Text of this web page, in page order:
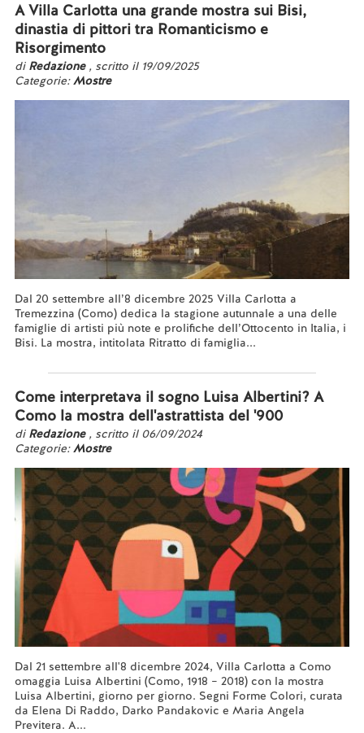
A Villa Carlotta una grande mostra sui Bisi,
dinastia di pittori tra Romanticismo e
Risorgimento
di Redazione , scritto il 19/09/2025
Categorie:Mostre
Dal 20 settembre all’8 dicembre 2025 Villa Carlotta a
Tremezzina (Como) dedica la stagione autunnale a una delle
famiglie di artisti più note e prolifiche dell’Ottocento in Italia, i
Bisi. La mostra, intitolata Ritratto di famiglia...
Come interpretava il sogno Luisa Albertini? A
Como la mostra dell'astrattista del '900
di Redazione , scritto il 06/09/2024
Categorie:Mostre
Dal 21 settembre all'8 dicembre 2024, Villa Carlotta a Como
omaggia Luisa Albertini (Como, 1918 – 2018) con la mostra
Luisa Albertini, giorno per giorno. Segni Forme Colori, curata
da Elena Di Raddo, Darko Pandakovic e Maria Angela
Previtera. A...